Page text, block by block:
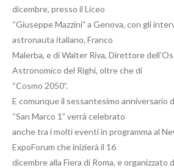
dicembre, presso il Liceo
“Giuseppe Mazzini” a Genova, con gli
astronauta italiano, Franco
Malerba, e di Walter Riva, Direttore
Astronomico del Righi, oltre che di
“Cosmo 2050”.
E comunque il sessantesimo anniversario
“San Marco 1” verrà celebrato
anche tra i molti eventi in programma al
ExpoForum che inizierà il 16
dicembre alla Fiera di Roma, e organizzato